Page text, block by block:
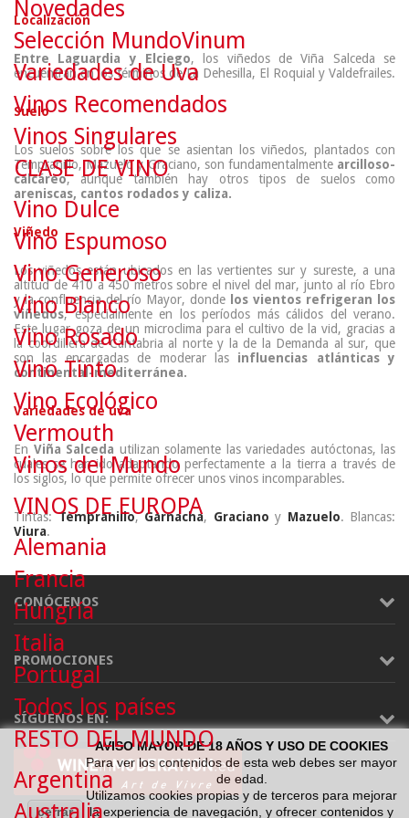
Localización
Entre Laguardia y Elciego, los viñedos de Viña Salceda se
encuentran en los términos de La Dehesilla, El Roquial y Valdefrailes.
Suelo
Los suelos sobre los que se asientan los viñedos, plantados con
Tempranillo, Mazuelo y Graciano, son fundamentalmentearcilloso-
calcáreo, aunque también hay otros tipos de suelos como
areniscas, cantos rodados y caliza.
Viñedo
Los viñedos están ubicados en las vertientes sur y sureste, a una
altitud de 410 a 450 metros sobre el nivel del mar, junto al río Ebro
y la confluencia del río Mayor, donde
los vientos refrigeran los
viñedos, especialmente en los períodos más cálidos del verano.
Este lugar goza de un microclima para el cultivo de la vid, gracias a
la coordillera de Cantabria al norte y la de la Demanda al sur, que
son las encargadas de moderar lasinfluencias atlánticas y
continental-mediterránea.
Variedades de uva
En Viña Salceda utilizan solamente las variedades autóctonas, las
cuales se han ido adaptando perfectamente a la tierra a través de
los siglos, lo que permite ofrecer unos vinos incomparables.
Tintas:Tempranillo, Garnacha, Graciano y Mazuelo. Blancas:
Viura.
CONÓCENOS
PROMOCIONES
SÍGUENOS EN:
cerrar
AVISO MAYOR DE 18 AÑOS Y USO DE COOKIES
Para ver los contenidos de esta web debes ser mayor
de edad.
Utilizamos cookies propias y de terceros para mejorar
la experiencia de navegación, y ofrecer contenidos y
Novedades
Selección MundoVinum
Variedades de Uva
Vinos Recomendados
Vinos Singulares
CLASE DE VINO
Vino Dulce
Vino Espumoso
Vino Generoso
Vino Blanco
Vino Rosado
Vino Tinto
Vino Ecológico
Vermouth
Vinos del Mundo
VINOS DE EUROPA
Alemania
Francia
Hungría
Italia
Portugal
Todos los países
RESTO DEL MUNDO
Argentina
Australia